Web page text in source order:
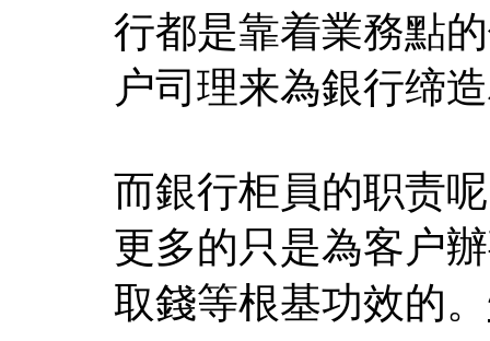
行都是靠着業務點
户司理来為銀行缔
而銀行柜員的职责
更多的只是為客户
取錢等根基功效的。